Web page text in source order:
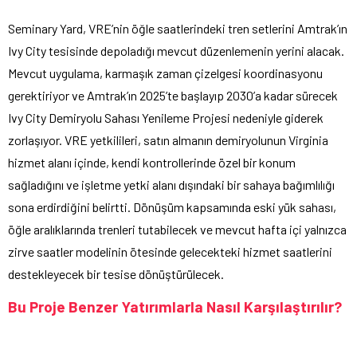
Seminary Yard, VRE’nin öğle saatlerindeki tren setlerini Amtrak’ın
Ivy City tesisinde depoladığı mevcut düzenlemenin yerini alacak.
Mevcut uygulama, karmaşık zaman çizelgesi koordinasyonu
gerektiriyor ve Amtrak’ın 2025’te başlayıp 2030’a kadar sürecek
Ivy City Demiryolu Sahası Yenileme Projesi nedeniyle giderek
zorlaşıyor. VRE yetkilileri, satın almanın demiryolunun Virginia
hizmet alanı içinde, kendi kontrollerinde özel bir konum
sağladığını ve işletme yetki alanı dışındaki bir sahaya bağımlılığı
sona erdirdiğini belirtti. Dönüşüm kapsamında eski yük sahası,
öğle aralıklarında trenleri tutabilecek ve mevcut hafta içi yalnızca
zirve saatler modelinin ötesinde gelecekteki hizmet saatlerini
destekleyecek bir tesise dönüştürülecek.
Bu Proje Benzer Yatırımlarla Nasıl Karşılaştırılır?